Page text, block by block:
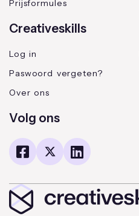
Prijsformules
Creativeskills
Log in
Paswoord vergeten?
Over ons
Volg ons